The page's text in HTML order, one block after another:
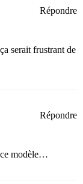
serait frustrant de
Répondre
ce modèle…
Répondre